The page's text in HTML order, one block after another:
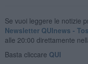
Se vuoi leggere le notizie
Newsletter QUInews -
alle 20:00 direttamente
Basta cliccare QUI